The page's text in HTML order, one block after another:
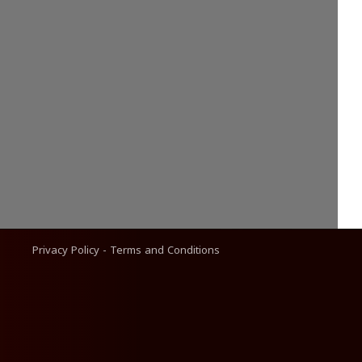
Privacy Policy- Terms and Conditions